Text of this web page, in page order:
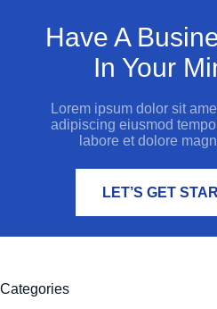
Have A
In Your
Lorem ipsum dolor sit
adipiscing eiusmod
labore et dolore
LET’S GET
Categories